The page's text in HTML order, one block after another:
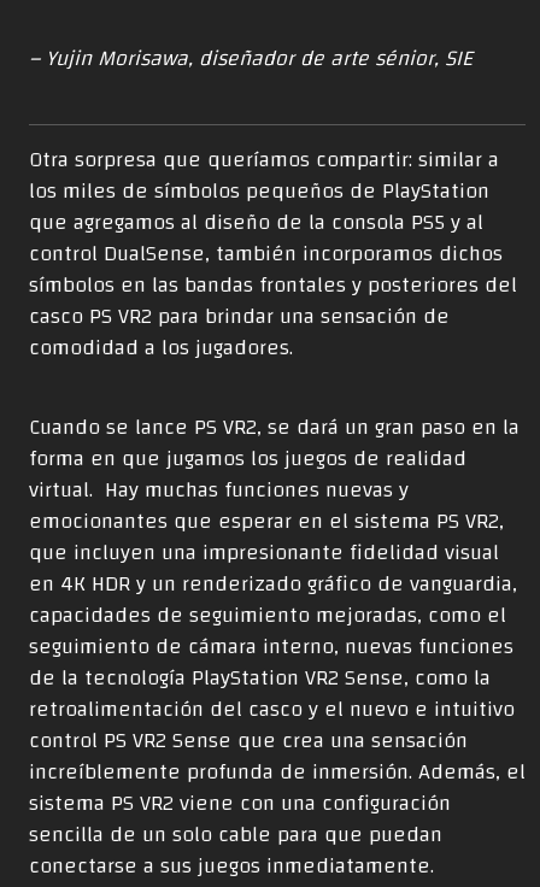
– Yujin Morisawa, diseñador de arte sénior, SIE
Otra sorpresa que queríamos compartir: similar a
los miles de símbolos pequeños de PlayStation
que agregamos al diseño de la consola PS5 y al
control DualSense, también incorporamos dichos
símbolos en las bandas frontales y posteriores del
casco PS VR2 para brindar una sensación de
comodidad a los jugadores.
Cuando se lance PS VR2, se dará un gran paso en la
forma en que jugamos los juegos de realidad
virtual. Hay muchasfunciones nuevas y
emocionantesque esperar en el sistema PS VR2,
que incluyen una impresionante fidelidad visual
en 4K HDR y un renderizado gráfico de vanguardia,
capacidades de seguimiento mejoradas, como el
seguimiento de cámara interno, nuevas funciones
de la tecnología PlayStation VR2 Sense, como la
retroalimentación del casco y el nuevo e intuitivo
control PS VR2 Sense que crea una sensación
increíblemente profunda de inmersión. Además, el
sistema PS VR2 viene con una configuración
sencilla de un solo cable para que puedan
conectarse a sus juegos inmediatamente.